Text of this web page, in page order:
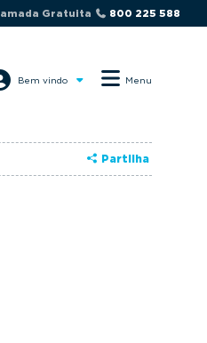
Gratuita 800 225 588
Bem vindo Menu
Partilha